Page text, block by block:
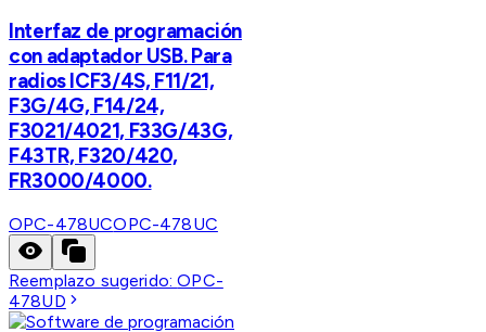
Interfaz de programación
con adaptador USB. Para
radios ICF3/4S, F11/21,
F3G/4G, F14/24,
F3021/4021, F33G/43G,
F43TR, F320/420,
FR3000/4000.
OPC-478UCOPC-478UC
Reemplazo sugerido:OPC-
478UD